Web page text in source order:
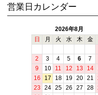
営業日カレンダー